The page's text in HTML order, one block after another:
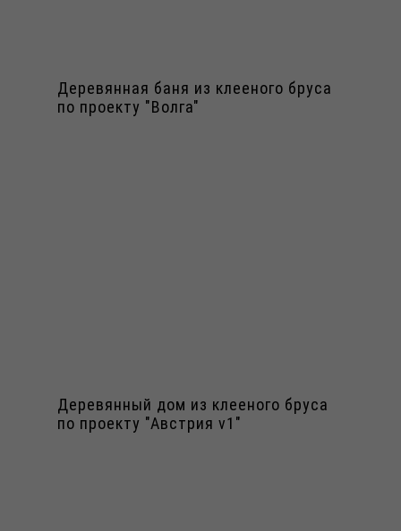
Деревянная баня из клееного бруса
по проекту "Волга"
Деревянный дом из клееного бруса
по проекту "Австрия v1"